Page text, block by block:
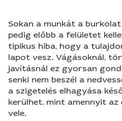
Sokan a munkát a
pedig előbb a felületet
tipikus hiba, hogy a
lapot vesz. Vágásoknál,
javításnál ez gyorsan
senki nem beszél a
a szigetelés elhagyása
kerülhet, mint amennyit az
vele.